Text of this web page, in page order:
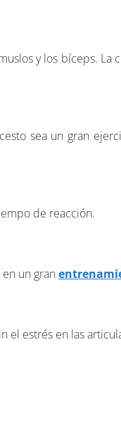
y los bíceps. La
sea un gran
de reacción.
un gran
el estrés en las